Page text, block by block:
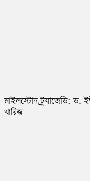
মাইলস্টোন ট্র্যাজেডি: ড.
খারিজ